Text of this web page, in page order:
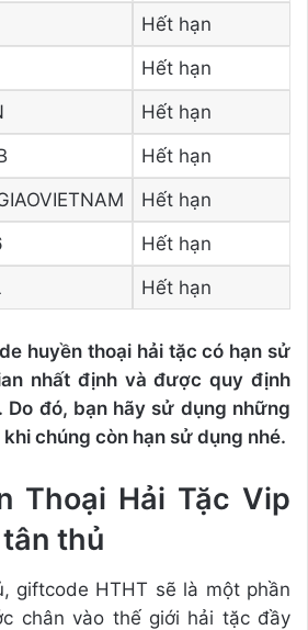
Hết hạn
Hết hạn
Hết hạn
Hết hạn
Hết hạn
Hết hạn
Hết hạn
huyền thoại hải tặc có hạn sử
nhất định và được quy định
Do đó, bạn hãy sử dụng những
chúng còn hạn sử dụng nhé.
Thoại Hải Tặc Vip
thủ
giftcode HTHT sẽ là một phần
chân vào thế giới hải tặc đầy